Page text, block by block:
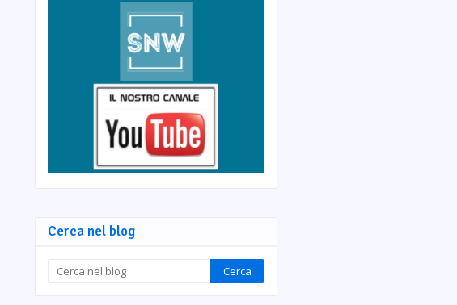
Cerca nel blog